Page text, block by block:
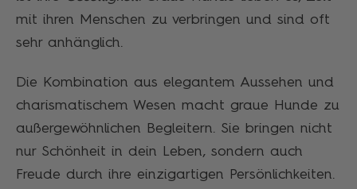
mit ihren Menschen zu verbringen und sind oft
sehr anhänglich.
Die Kombination aus elegantem Aussehen und
charismatischem Wesen macht graue Hunde zu
außergewöhnlichen Begleitern. Sie bringen nicht
nur Schönheit in dein Leben, sondern auch
Freude durch ihre einzigartigen Persönlichkeiten.